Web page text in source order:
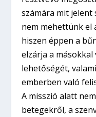
számára mit jelent
nem mehettünk el
hiszen éppen a
elzárja a
lehetőségét,
emberben való
A misszió alatt
betegekről, a